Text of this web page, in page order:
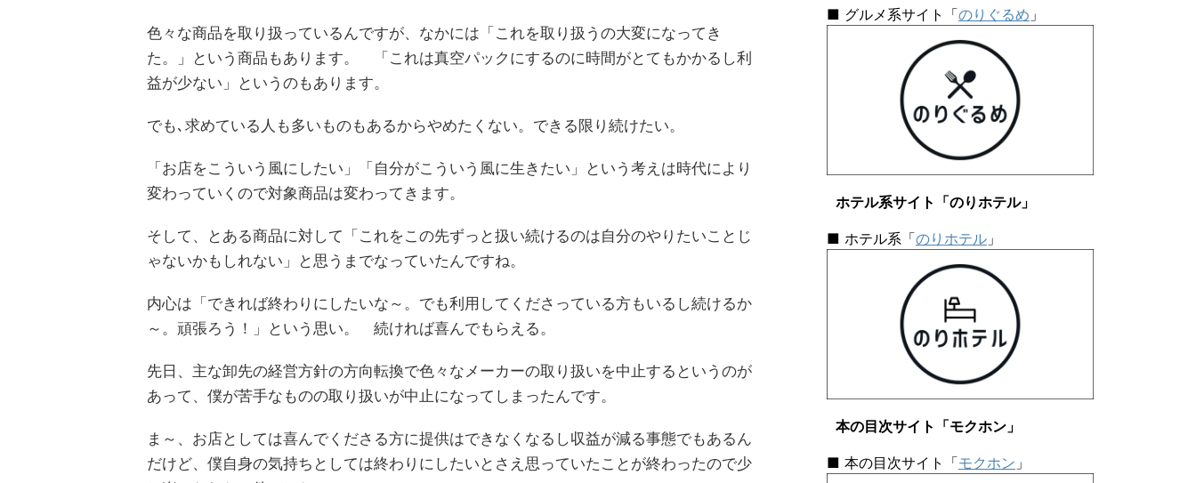
色々な商品を取り扱っているんですが、なかには「これを取り扱うの大変になってき
た。」という商品もあります。 「これは真空パックにするのに時間がとてもかかるし利
益が少ない」というのもあります。
でも､求めている人も多いものもあるからやめたくない。できる限り続けたい。
「お店をこういう風にしたい」「自分がこういう風に生きたい」という考えは時代により
変わっていくので対象商品は変わってきます。
そして、とある商品に対して「これをこの先ずっと扱い続けるのは自分のやりたいことじ
ゃないかもしれない」と思うまでなっていたんですね。
内心は「できれば終わりにしたいな～。でも利用してくださっている方もいるし続けるか
～。頑張ろう！」という思い。 続ければ喜んでもらえる。
先日、主な卸先の経営方針の方向転換で色々なメーカーの取り扱いを中止するというのが
あって、僕が苦手なものの取り扱いが中止になってしまったんです。
ま～、お店としては喜んでくださる方に提供はできなくなるし収益が減る事態でもあるん
だけど、僕自身の気持ちとしては終わりにしたいとさえ思っていたことが終わったので少
の
■ グルメ系サイト「のりぐるめ 」
ホテル系サイト「のりホテル」
■ ホテル系「のりホテル 」
本の目次サイト「モクホン」
■ 本の目次サイト「モクホン 」